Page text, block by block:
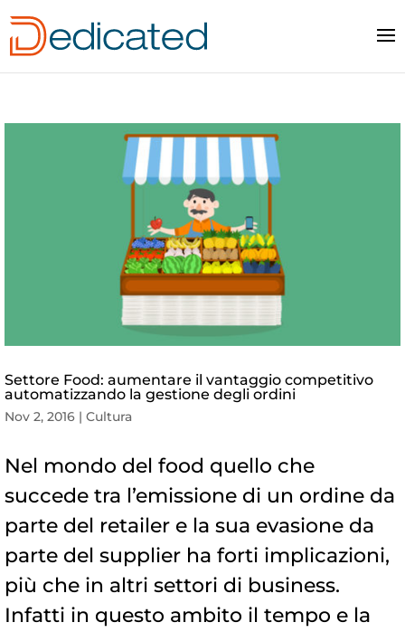
Settore Food: aumentare il vantaggio competitivo
automatizzando la gestione degli ordini
Nov 2, 2016 | Cultura
Nel mondo del food quello che
succede tra l’emissione di un ordine da
parte del retailer e la sua evasione da
parte del supplier ha forti implicazioni,
più che in altri settori di business.
Infatti in questo ambito il tempo e la